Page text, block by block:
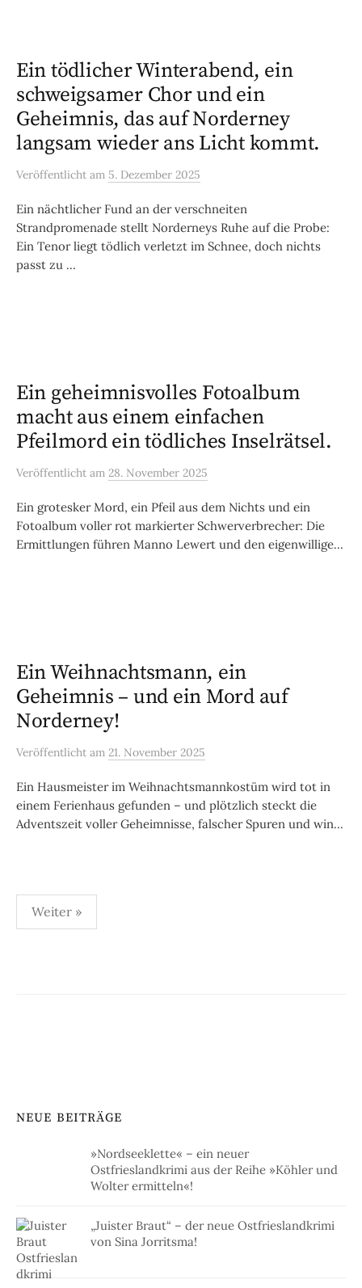
Ein tödlicher Winterabend, ein
schweigsamer Chor und ein
Geheimnis, das auf Norderney
langsam wieder ans Licht kommt.
Veröffentlicht am 5. Dezember 2025
Ein nächtlicher Fund an der verschneiten
Strandpromenade stellt Norderneys Ruhe auf die Probe:
Ein Tenor liegt tödlich verletzt im Schnee, doch nichts
passt zu ...
Ein geheimnisvolles Fotoalbum
macht aus einem einfachen
Pfeilmord ein tödliches Inselrätsel.
Veröffentlicht am 28. November 2025
Ein grotesker Mord, ein Pfeil aus dem Nichts und ein
Fotoalbum voller rot markierter Schwerverbrecher: Die
Ermittlungen führen Manno Lewert und den eigenwillige...
Ein Weihnachtsmann, ein
Geheimnis – und ein Mord auf
Norderney!
Veröffentlicht am 21. November 2025
Ein Hausmeister im Weihnachtsmannkostüm wird tot in
einem Ferienhaus gefunden – und plötzlich steckt die
Adventszeit voller Geheimnisse, falscher Spuren und win...
Seitennummerierung
der
Weiter »
NEUE BEITRÄGE
»Nordseeklette« – ein neuer
Ostfrieslandkrimi aus der Reihe »Köhler und
Wolter ermitteln«!
„Juister Braut“ – der neue Ostfrieslandkrimi
von Sina Jorritsma!